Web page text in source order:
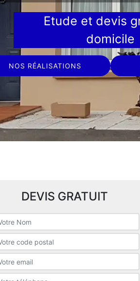
Etude et devis
domicile
NOS RÉALISATIONS
DEVIS GRATUIT